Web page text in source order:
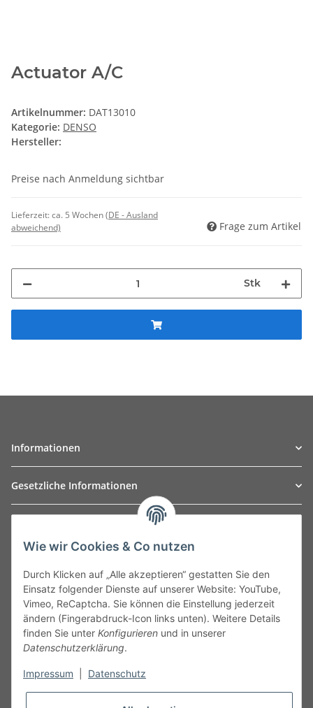
Actuator A/C
Artikelnummer: DAT13010
Kategorie: DENSO
Hersteller:
Preise nach Anmeldung sichtbar
Lieferzeit:ca. 5 Wochen(DE - Ausland
abweichend)
Frage zum Artikel
Stk
Informationen
Gesetzliche Informationen
Leibnizstraße 2a
Germany
Phone:+49 40 5287270
Fax:+49 40 5281050
Email:sales@tow-automotive.de
Wie wir Cookies & Co nutzen
Durch Klicken auf „Alle akzeptieren“ gestatten Sie den
Einsatz folgender Dienste auf unserer Website: YouTube,
Vimeo, ReCaptcha. Sie können die Einstellung jederzeit
ändern (Fingerabdruck-Icon links unten). Weitere Details
finden Sie unter Konfigurieren und in unserer
Datenschutzerklärung.
Impressum Datenschutz